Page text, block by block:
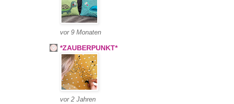
vor 9 Monaten
*ZAUBERPUNKT*
vor 2 Jahren